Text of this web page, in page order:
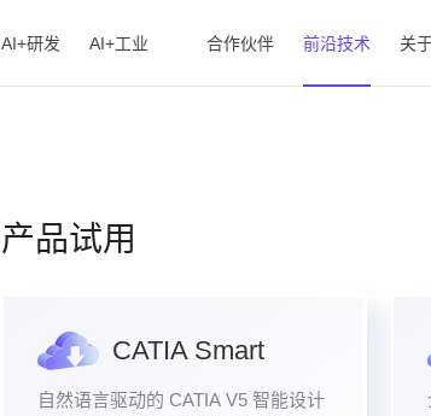
AI+研发 AI+工业 合作伙伴 前沿技术 关
产品试用
CATIA Smart
自然语言驱动的 CATIA V5 智能设计